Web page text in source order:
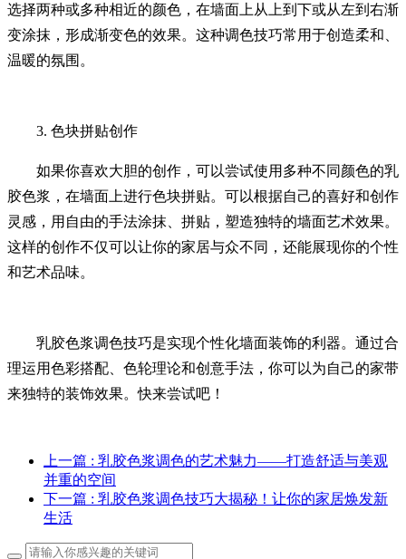
选择两种或多种相近的颜色，在墙面上从上到下或从左到右渐
变涂抹，形成渐变色的效果。这种调色技巧常用于创造柔和、
温暖的氛围。
3. 色块拼贴创作
如果你喜欢大胆的创作，可以尝试使用多种不同颜色的乳
胶色浆，在墙面上进行色块拼贴。可以根据自己的喜好和创作
灵感，用自由的手法涂抹、拼贴，塑造独特的墙面艺术效果。
这样的创作不仅可以让你的家居与众不同，还能展现你的个性
和艺术品味。
乳胶色浆调色技巧是实现个性化墙面装饰的利器。通过合
理运用色彩搭配、色轮理论和创意手法，你可以为自己的家带
来独特的装饰效果。快来尝试吧！
上一篇 : 乳胶色浆调色的艺术魅力——打造舒适与美观
并重的空间
下一篇 : 乳胶色浆调色技巧大揭秘！让你的家居焕发新
生活